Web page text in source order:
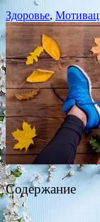
Здоровье,
Содержание